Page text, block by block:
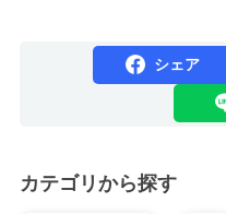
シェア
カテゴリから探す